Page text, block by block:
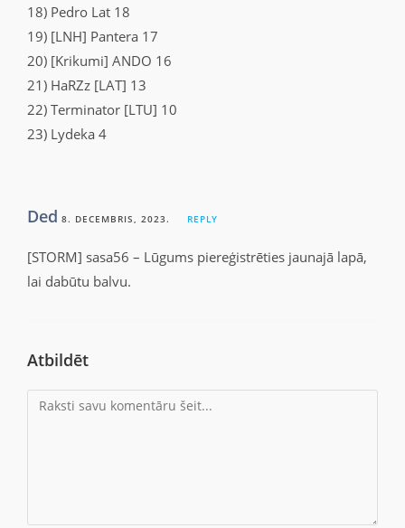
18) Pedro Lat 18
19) [LNH] Pantera 17
20) [Krikumi] ANDO 16
21) HaRZz [LAT] 13
22) Terminator [LTU] 10
23) Lydeka 4
Ded 8. DECEMBRIS, 2023. REPLY
[STORM] sasa56 – Lūgums piereģistrēties jaunajā lapā,
lai dabūtu balvu.
Atbildēt